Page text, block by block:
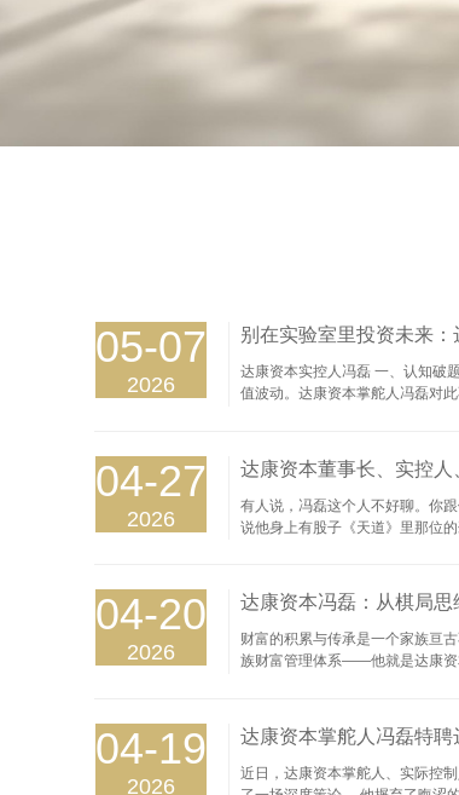
别在实验室里投资未来
05-07
2026
达康资本实控人冯磊 一、认知破
值波动。达康资本掌舵人冯磊对
冯磊的判断极其明确：在全球科
达康资本董事长、实控
04-27
2026
有人说，冯磊这个人不好聊。你
说他身上有股子《天道》里那位
照镜子。” 2. “直觉、洞察力、
达康资本冯磊：从棋局
04-20
2026
财富的积累与传承是一个家族亘
族财富管理体系——他就是达康资
颗“王”攥进了掌心。从第一声清
达康资本掌舵人冯磊特
04-19
2026
近日，达康资本掌舵人、实际控